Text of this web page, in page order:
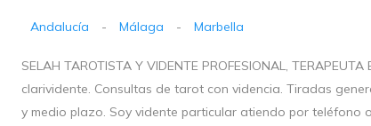
Andalucía - Málaga - Marbella
SELAH TAROTISTA Y VIDENTE PROFESIONAL,
clarividente. Consultas de tarot con videncia. Tiradas
y medio plazo. Soy vidente particular atiendo por teléfono